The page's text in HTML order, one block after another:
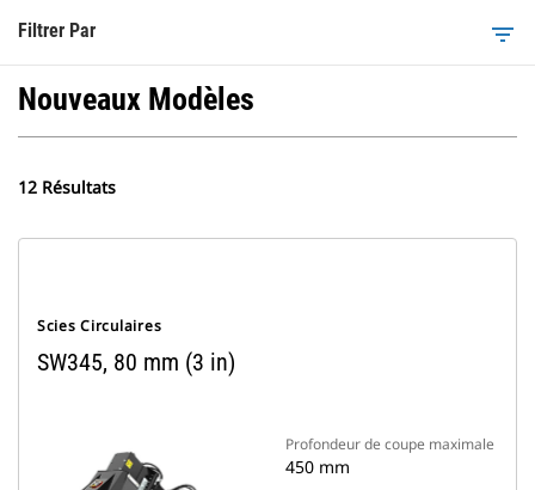
Filtrer Par filter_list
Nouveaux Modèles
12 Résultats
Scies Circulaires
SW345, 80 mm (3 in)
Profondeur de coupe maximale
450 mm